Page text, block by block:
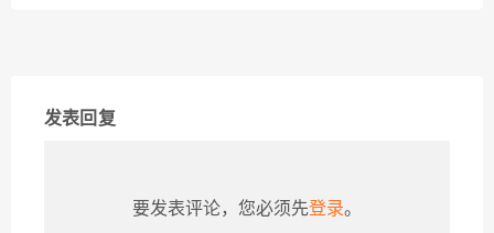
发表回复
要发表评论，您必须先登录。